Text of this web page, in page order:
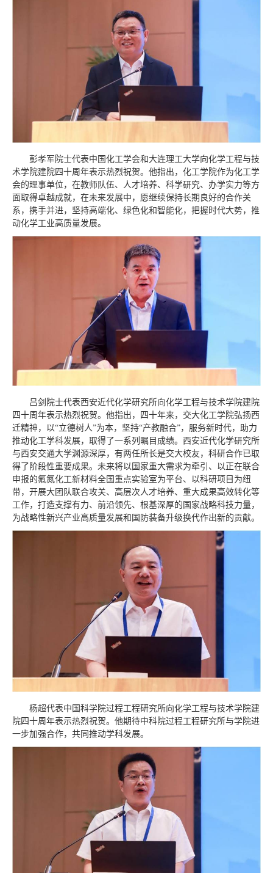
彭孝军院士代表中国化工学会和大连理工大学向化学工程与技
术学院建院四十周年表示热烈祝贺。他指出，化工学院作为化工学
会的理事单位，在教师队伍、人才培养、科学研究、办学实力等方
面取得卓越成就，在未来发展中，愿继续保持长期良好的合作关
系，携手并进，坚持高端化、绿色化和智能化，把握时代大势，推
动化学工业高质量发展。
吕剑院士代表西安近代化学研究所向化学工程与技术学院建院
四十周年表示热烈祝贺。他指出，四十年来，交大化工学院弘扬西
迁精神，以“立德树人”为本，坚持“产教融合”，服务新时代，助力
推动化工学科发展，取得了一系列瞩目成绩。西安近代化学研究所
与西安交通大学渊源深厚，有两任所长是交大校友，科研合作已取
得了阶段性重要成果。未来将以国家重大需求为牵引、以正在联合
申报的氟氮化工新材料全国重点实验室为平台、以科研项目为纽
带，开展大团队联合攻关、高层次人才培养、重大成果高效转化等
工作，打造支撑有力、前沿领先、根基深厚的国家战略科技力量，
为战略性新兴产业高质量发展和国防装备升级换代作出新的贡献。
杨超代表中国科学院过程工程研究所向化学工程与技术学院建
院四十周年表示热烈祝贺。他期待中科院过程工程研究所与学院进
一步加强合作，共同推动学科发展。